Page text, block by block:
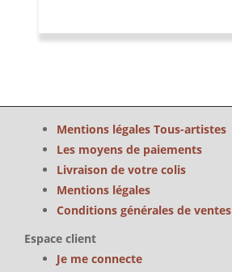
Mentions légales Tous-artistes
Les moyens de paiements
Livraison de votre colis
Mentions légales
Conditions générales de ventes
Espace client
Je me connecte